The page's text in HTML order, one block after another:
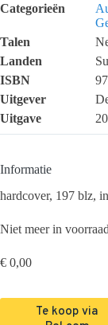
Categorieën
Talen
Landen
ISBN
Uitgever
Uitgave
Informatie
hardcover, 197 blz,
Niet meer in voorraad
€ 0,00
Te koop via